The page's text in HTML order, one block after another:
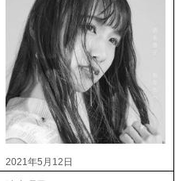
2021年5月12日